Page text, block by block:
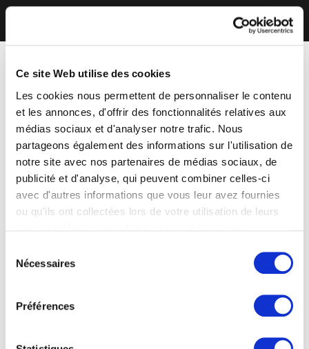
Ce site Web utilise des cookies
Les cookies nous permettent de personnaliser le contenu
et les annonces, d'offrir des fonctionnalités relatives aux
médias sociaux et d'analyser notre trafic. Nous
partageons également des informations sur l'utilisation de
notre site avec nos partenaires de médias sociaux, de
publicité et d'analyse, qui peuvent combiner celles-ci
avec d'autres informations que vous leur avez fournies
ou qu'ils ont collectées lors de votre utilisation de leurs
Nécessaires
Préférences